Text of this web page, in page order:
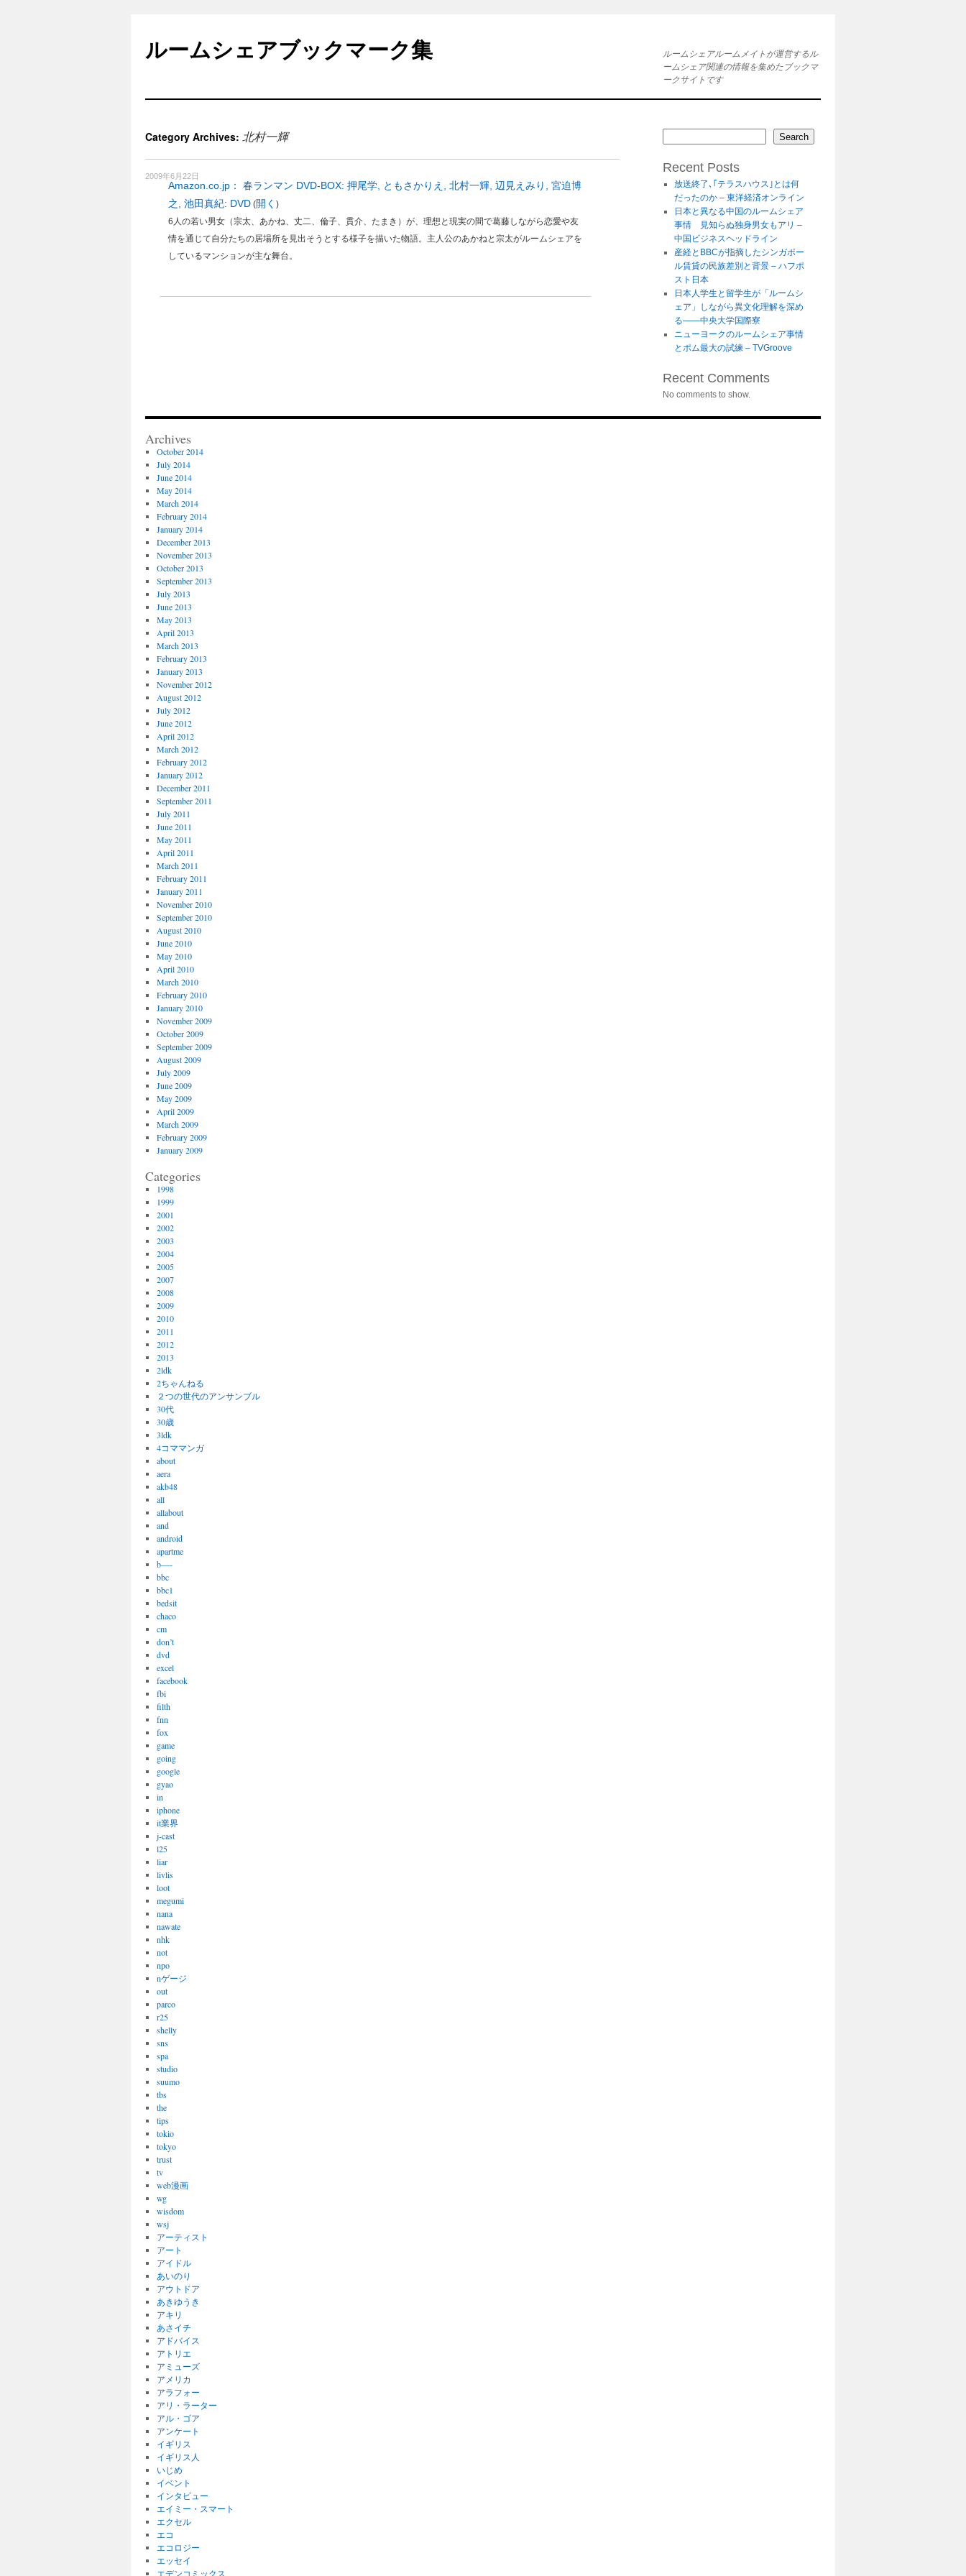
content
ルームシェアブックマーク集
ルームシェアルームメイトが運営するル
ームシェア関連の情報を集めたブックマ
ークサイトです
Category Archives: 北村一輝
2009年6月22日
Amazon.co.jp： 春ランマン DVD-BOX: 押尾学, ともさかりえ, 北村一輝, 辺見えみり, 宮迫博
之, 池田真紀: DVD (開く )
6人の若い男女（宗太、あかね、丈二、倫子、貫介、たまき）が、理想と現実の間で葛藤しながら恋愛や友
情を通じて自分たちの居場所を見出そうとする様子を描いた物語。主人公のあかねと宗太がルームシェアを
しているマンションが主な舞台。
Search
Recent Posts
放送終了､｢テラスハウス｣とは何
だったのか – 東洋経済オンライン
日本と異なる中国のルームシェア
事情 見知らぬ独身男女もアリ –
中国ビジネスヘッドライン
産経とBBCが指摘したシンガポー
ル賃貸の民族差別と背景 – ハフポ
スト日本
日本人学生と留学生が「ルームシ
ェア」しながら異文化理解を深め
る――中央大学国際寮
ニューヨークのルームシェア事情
とポム最大の試練 – TVGroove
Recent Comments
No comments to show.
Archives
October 2014
July 2014
June 2014
May 2014
March 2014
February 2014
January 2014
December 2013
November 2013
October 2013
September 2013
July 2013
June 2013
May 2013
April 2013
March 2013
February 2013
January 2013
November 2012
August 2012
July 2012
June 2012
April 2012
March 2012
February 2012
January 2012
December 2011
September 2011
July 2011
June 2011
May 2011
April 2011
March 2011
February 2011
January 2011
November 2010
September 2010
August 2010
June 2010
May 2010
April 2010
March 2010
February 2010
January 2010
November 2009
October 2009
September 2009
August 2009
July 2009
June 2009
May 2009
April 2009
March 2009
February 2009
January 2009
Categories
1998
1999
2001
2002
2003
2004
2005
2007
2008
2009
2010
2011
2012
2013
2ldk
2ちゃんねる
２つの世代のアンサンブル
30代
30歳
3ldk
4コママンガ
about
aera
akb48
all
allabout
and
android
apartme
b—-
bbc
bbc1
bedsit
chaco
cm
don’t
dvd
excel
facebook
fbi
filth
fnn
fox
game
going
google
gyao
in
iphone
it業界
j-cast
l25
liar
livlis
loot
megumi
nana
nawate
nhk
not
npo
nゲージ
out
parco
r25
shelly
sns
spa
studio
suumo
tbs
the
tips
tokio
tokyo
trust
tv
web漫画
wg
wisdom
wsj
アーティスト
アート
アイドル
あいのり
アウトドア
あきゆうき
アキリ
あさイチ
アドバイス
アトリエ
アミューズ
アメリカ
アラフォー
アリ・ラーター
アル・ゴア
アンケート
イギリス
イギリス人
いじめ
イベント
インタビュー
エイミー・スマート
エクセル
エコ
エコロジー
エッセイ
エデンコミックス